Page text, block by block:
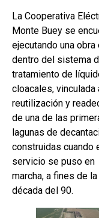
La Cooperativa
Monte Buey se
ejecutando una obra
dentro del sistema
tratamiento de
cloacales, vinculada
reutilización y
de una de las
lagunas de
construidas cuando
servicio se puso en
marcha, a fines de la
década del 90.